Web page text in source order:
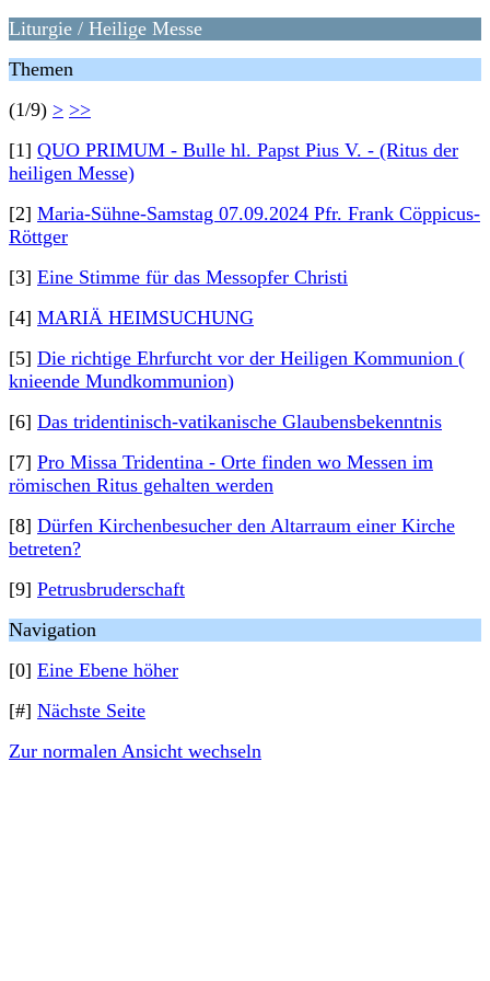
Liturgie / Heilige Messe
Themen
(1/9) > >>
[1] QUO PRIMUM - Bulle hl. Papst Pius V. - (Ritus der
heiligen Messe)
[2] Maria-Sühne-Samstag 07.09.2024 Pfr. Frank Cöppicus-
Röttger
[3] Eine Stimme für das Messopfer Christi
[4] MARIÄ HEIMSUCHUNG
[5] Die richtige Ehrfurcht vor der Heiligen Kommunion (
knieende Mundkommunion)
[6] Das tridentinisch-vatikanische Glaubensbekenntnis
[7] Pro Missa Tridentina - Orte finden wo Messen im
römischen Ritus gehalten werden
[8] Dürfen Kirchenbesucher den Altarraum einer Kirche
betreten?
[9] Petrusbruderschaft
Navigation
[0] Eine Ebene höher
[#] Nächste Seite
Zur normalen Ansicht wechseln